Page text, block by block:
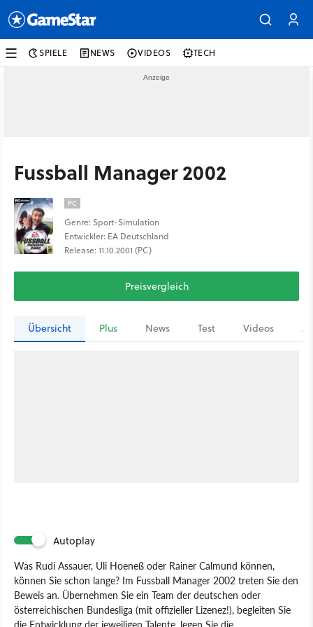
SPIELE NEWS VIDEOS TECH
Fussball Manager 2002
PC
Genre: Sport-Simulation
Entwickler: EA Deutschland
Release: 11.10.2001 (PC)
Preisvergleich
Übersicht Plus News Test Videos
Autoplay
Was Rudi Assauer, Uli Hoeneß oder Rainer Calmund können,
können Sie schon lange? Im Fussball Manager 2002 treten Sie den
Beweis an. Übernehmen Sie ein Team der deutschen oder
österreichischen Bundesliga (mit offizieller Lizenez!), begleiten Sie
die Entwicklung der jeweiligen Talente, legen Sie die